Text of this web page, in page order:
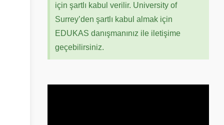
için şartlı kabul verilir. University of
Surrey’den şartlı kabul almak için
EDUKAS danışmanınız ile iletişime
geçebilirsiniz.